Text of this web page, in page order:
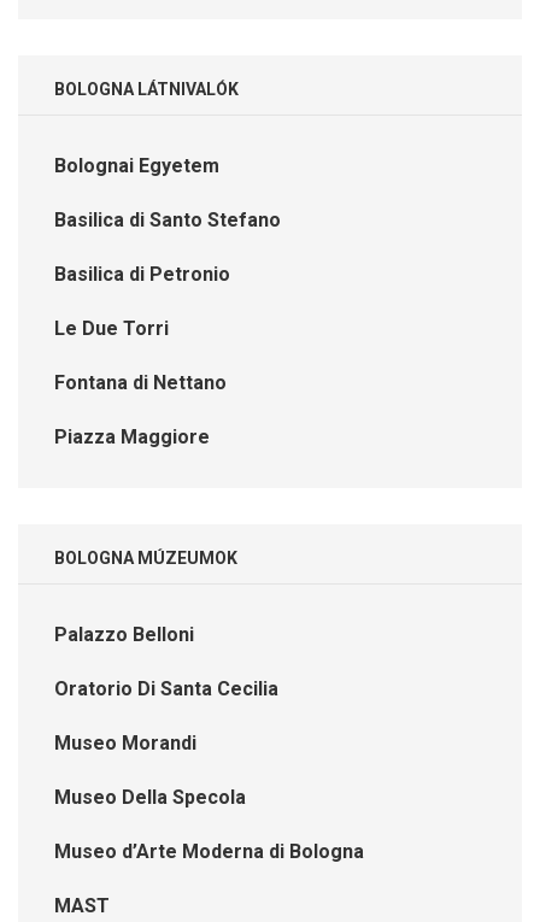
BOLOGNA LÁTNIVALÓK
Bolognai Egyetem
Basilica di Santo Stefano
Basilica di Petronio
Le Due Torri
Fontana di Nettano
Piazza Maggiore
BOLOGNA MÚZEUMOK
Palazzo Belloni
Oratorio Di Santa Cecilia
Museo Morandi
Museo Della Specola
Museo d’Arte Moderna di Bologna
MAST